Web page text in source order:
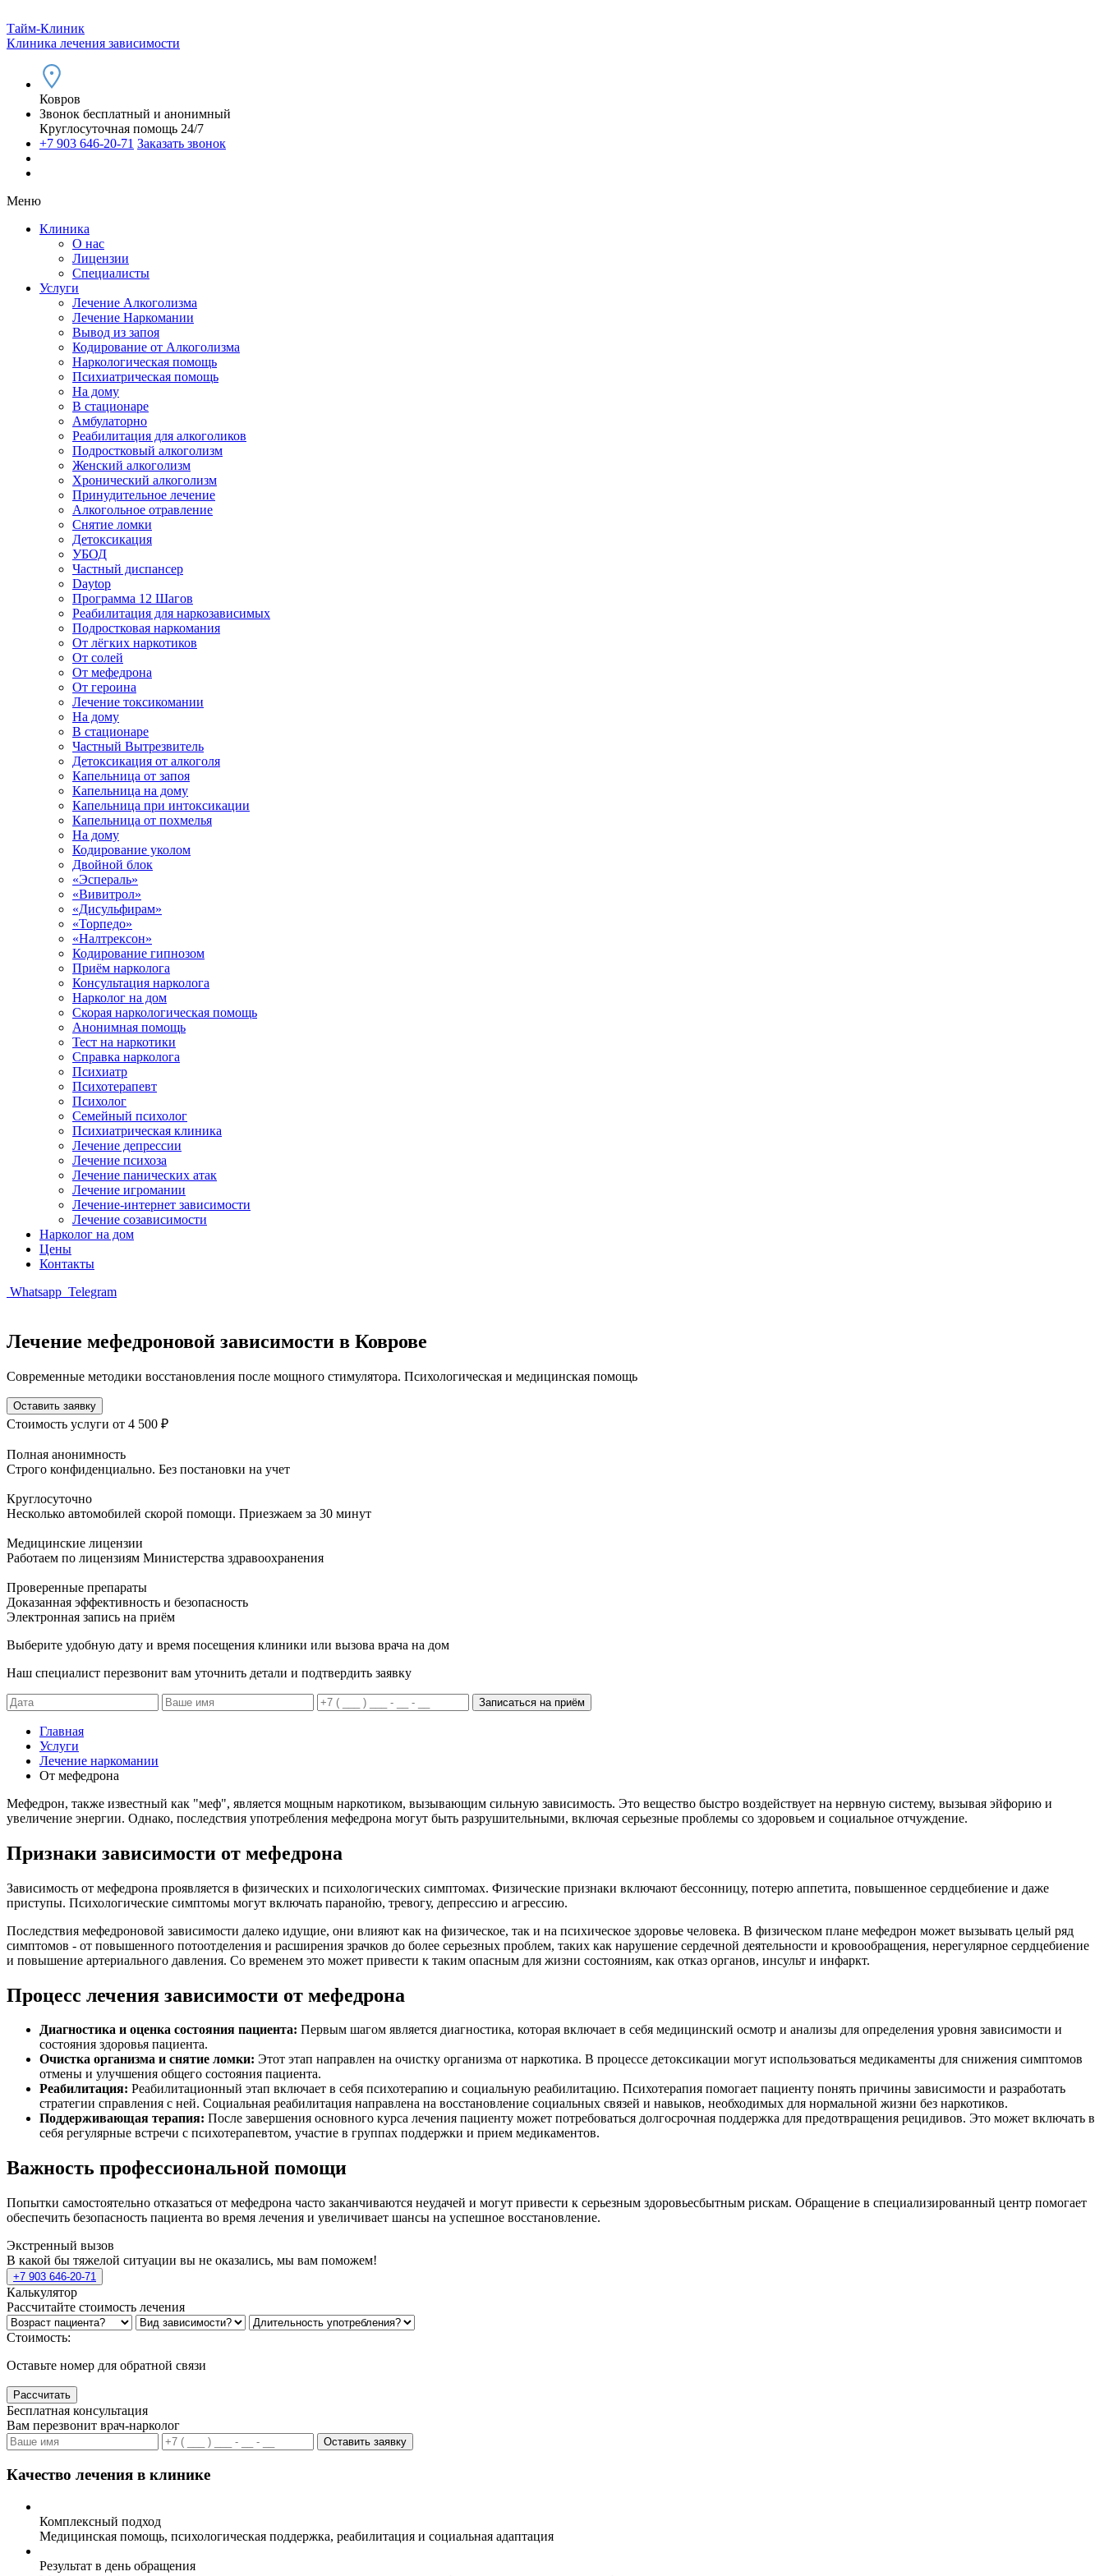
Тайм-Клиник
Клиника лечения зависимости
Ковров
Звонок бесплатный и анонимный
Круглосуточная помощь 24/7
+7 903 646-20-71 Заказать звонок
Меню
Клиника
О нас
Лицензии
Специалисты
Услуги
Лечение Алкоголизма
Лечение Наркомании
Вывод из запоя
Кодирование от Алкоголизма
Наркологическая помощь
Психиатрическая помощь
На дому
В стационаре
Амбулаторно
Реабилитация для алкоголиков
Подростковый алкоголизм
Женский алкоголизм
Хронический алкоголизм
Принудительное лечение
Алкогольное отравление
Снятие ломки
Детоксикация
УБОД
Частный диспансер
Daytop
Программа 12 Шагов
Реабилитация для наркозависимых
Подростковая наркомания
От лёгких наркотиков
От солей
От мефедрона
От героина
Лечение токсикомании
На дому
В стационаре
Частный Вытрезвитель
Детоксикация от алкоголя
Капельница от запоя
Капельница на дому
Капельница при интоксикации
Капельница от похмелья
На дому
Кодирование уколом
Двойной блок
«Эспераль»
«Вивитрол»
«Дисульфирам»
«Торпедо»
«Налтрексон»
Кодирование гипнозом
Приём нарколога
Консультация нарколога
Нарколог на дом
Скорая наркологическая помощь
Анонимная помощь
Тест на наркотики
Справка нарколога
Психиатр
Психотерапевт
Психолог
Семейный психолог
Психиатрическая клиника
Лечение депрессии
Лечение психоза
Лечение панических атак
Лечение игромании
Лечение-интернет зависимости
Лечение созависимости
Нарколог на дом
Цены
Контакты
Whatsapp Telegram
Лечение мефедроновой зависимости в Коврове
Современные методики восстановления после мощного стимулятора. Психологическая и медицинская помощь
Оставить заявку
Стоимость услуги от 4 500 ₽
Полная анонимность
Строго конфиденциально. Без постановки на учет
Круглосуточно
Несколько автомобилей скорой помощи. Приезжаем за 30 минут
Медицинские лицензии
Работаем по лицензиям Министерства здравоохранения
Проверенные препараты
Доказанная эффективность и безопасность
Электронная запись на приём
Выберите удобную дату и время посещения клиники или вызова врача на дом
Наш специалист перезвонит вам уточнить детали и подтвердить заявку
Записаться на приём
Главная
Услуги
Лечение наркомании
От мефедрона
Мефедрон, также известный как "меф", является мощным наркотиком, вызывающим сильную зависимость. Это вещество быстро воздействует на нервную систему, вызывая эйфорию и
увеличение энергии. Однако, последствия употребления мефедрона могут быть разрушительными, включая серьезные проблемы со здоровьем и социальное отчуждение.
Признаки зависимости от мефедрона
Зависимость от мефедрона проявляется в физических и психологических симптомах. Физические признаки включают бессонницу, потерю аппетита, повышенное сердцебиение и даже
приступы. Психологические симптомы могут включать паранойю, тревогу, депрессию и агрессию.
Последствия мефедроновой зависимости далеко идущие, они влияют как на физическое, так и на психическое здоровье человека. В физическом плане мефедрон может вызывать целый ряд
симптомов - от повышенного потоотделения и расширения зрачков до более серьезных проблем, таких как нарушение сердечной деятельности и кровообращения, нерегулярное сердцебиение
и повышение артериального давления. Со временем это может привести к таким опасным для жизни состояниям, как отказ органов, инсульт и инфаркт.
Процесс лечения зависимости от мефедрона
Диагностика и оценка состояния пациента: Первым шагом является диагностика, которая включает в себя медицинский осмотр и анализы для определения уровня зависимости и
состояния здоровья пациента.
Очистка организма и снятие ломки: Этот этап направлен на очистку организма от наркотика. В процессе детоксикации могут использоваться медикаменты для снижения симптомов
отмены и улучшения общего состояния пациента.
Реабилитация: Реабилитационный этап включает в себя психотерапию и социальную реабилитацию. Психотерапия помогает пациенту понять причины зависимости и разработать
стратегии справления с ней. Социальная реабилитация направлена на восстановление социальных связей и навыков, необходимых для нормальной жизни без наркотиков.
Поддерживающая терапия: После завершения основного курса лечения пациенту может потребоваться долгосрочная поддержка для предотвращения рецидивов. Это может включать в
себя регулярные встречи с психотерапевтом, участие в группах поддержки и прием медикаментов.
Важность профессиональной помощи
Попытки самостоятельно отказаться от мефедрона часто заканчиваются неудачей и могут привести к серьезным здоровьесбытным рискам. Обращение в специализированный центр помогает
обеспечить безопасность пациента во время лечения и увеличивает шансы на успешное восстановление.
Экстренный вызов
В какой бы тяжелой ситуации вы не оказались, мы вам поможем!
+7 903 646-20-71
Калькулятор
Рассчитайте стоимость лечения
Стоимость:
Оставьте номер для обратной связи
Рассчитать
Бесплатная консультация
Вам перезвонит врач-нарколог
Оставить заявку
Качество лечения в клинике
Комплексный подход
Медицинская помощь, психологическая поддержка, реабилитация и социальная адаптация
Результат в день обращения